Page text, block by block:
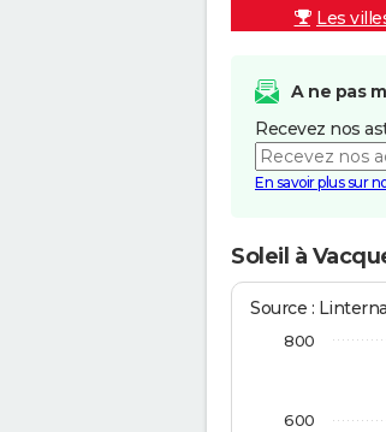
Les
A ne pas
Recevez nos
En savoir plus sur
Soleil à
Source :
600
800